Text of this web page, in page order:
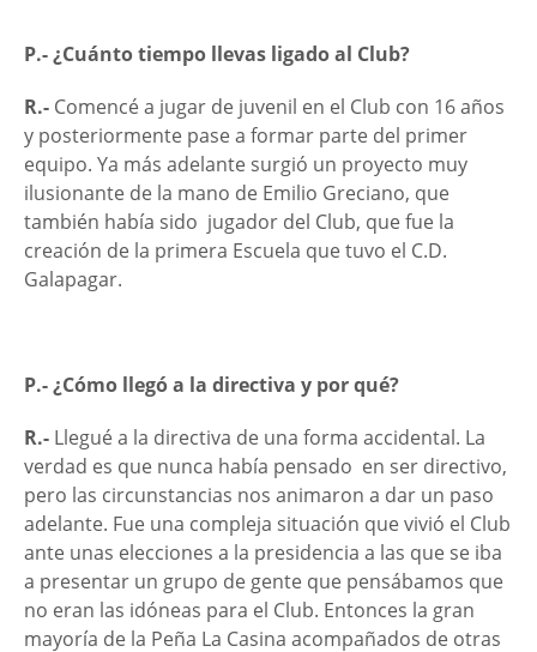
P.- ¿Cuánto tiempo llevas ligado al Club?
R.- Comencé a jugar de juvenil en el Club con 16 años
y posteriormente pase a formar parte del primer
equipo. Ya más adelante surgió un proyecto muy
ilusionante de la mano de Emilio Greciano, que
también había sido jugador del Club, que fue la
creación de la primera Escuela que tuvo el C.D.
Galapagar.
P.- ¿Cómo llegó a la directiva y por qué?
R.- Llegué a la directiva de una forma accidental. La
verdad es que nunca había pensado en ser directivo,
pero las circunstancias nos animaron a dar un paso
adelante. Fue una compleja situación que vivió el Club
ante unas elecciones a la presidencia a las que se iba
a presentar un grupo de gente que pensábamos que
no eran las idóneas para el Club. Entonces la gran
mayoría de la Peña La Casina acompañados de otras